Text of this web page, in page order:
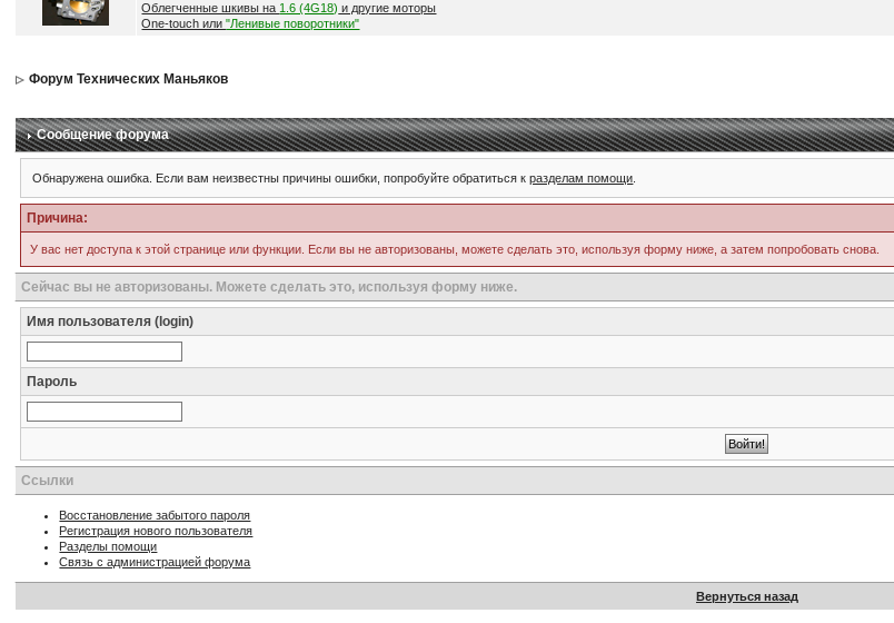
Облегченные шкивы на 1.6 (4G18) и другие моторы
One-touch или"Ленивые поворотники"
Форум Технических Маньяков
Сообщение форума
Обнаружена ошибка. Если вам неизвестны причины ошибки, попробуйте обратиться кразделам помощи
Причина:
У вас нет доступа к этой странице или функции. Если вы не авторизованы, можете сделать это, используя форму ниже, а затем попробовать снова.
Сейчас вы не авторизованы. Можете сделать это, используя форму ниже.
Имя пользователя (login)
Пароль
Ссылки
Восстановление забытого пароля
Регистрация нового пользователя
Разделы помощи
Связь с администрацией форума
Вернуться назад